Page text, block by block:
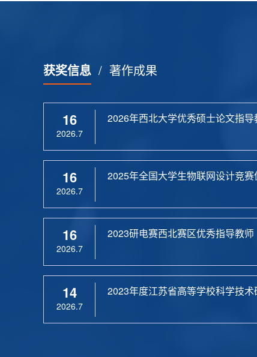
获奖信息 / 著作成果
16
2026.7
2026年西北大学优秀硕士论文指导
16
2026.7
2025年全国大学生物联网设计竞
16
2026.7
2023研电赛西北赛区优秀指导教师
14
2026.7
2023年度江苏省高等学校科学技